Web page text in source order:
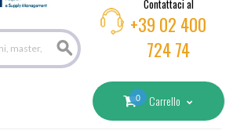
Contattaci al
+39 02 400
724 74
0 Carrello